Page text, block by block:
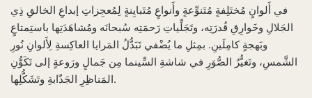
في أَلوانٍ مُختَلِفةٍ مُتَنوِّعةٍ وأَنواعٍ مُتَبايِنةٍ لِمُعجِزاتِ إبداعِ الخالقِ ذِي
الجَلالِ وخَوارِقِ قُدرَتِه، وتَجَلِّياتِ رَحمَتِه سُبحانَه ومُشاهَدَتِها باستِمتاعٍ
وبَهجةٍ كامِلَينِ. بمِثلِ ما يُضْفي تَبَدُّلُ المَرايا العاكِسةِ لِأَلوانِ نُورِ
الشَّمسِ، وتَغيُّرُ الصُّوَرِ في شاشةِ السِّينما مِن جَمالٍ ورَوعةٍ إلى تَكَوُّنِ
المَناظِرِ الجَذّابةِ وتَشَكُّلِها.